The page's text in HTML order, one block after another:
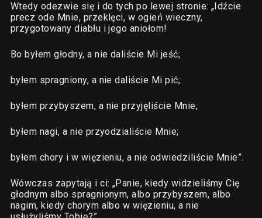
Wtedy odezwie się i do tych po lewej stronie: „Idźcie
precz ode Mnie, przeklęci, w ogień wieczny,
przygotowany diabłu i jego aniołom!
Bo byłem głodny, a nie daliście Mi jeść;
byłem spragniony, a nie daliście Mi pić;
byłem przybyszem, a nie przyjęliście Mnie;
byłem nagi, a nie przyodzialiście Mnie;
byłem chory i w więzieniu, a nie odwiedziliście Mnie”.
Wówczas zapytają i ci: „Panie, kiedy widzieliśmy Cię
głodnym albo spragnionym, albo przybyszem, albo
nagim, kiedy chorym albo w więzieniu, a nie